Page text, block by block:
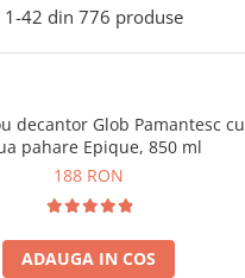
1-42 din 776 produse
decantor Glob Pamantesc cu
pahare Epique, 850 ml
188 RON
ADAUGA IN COS